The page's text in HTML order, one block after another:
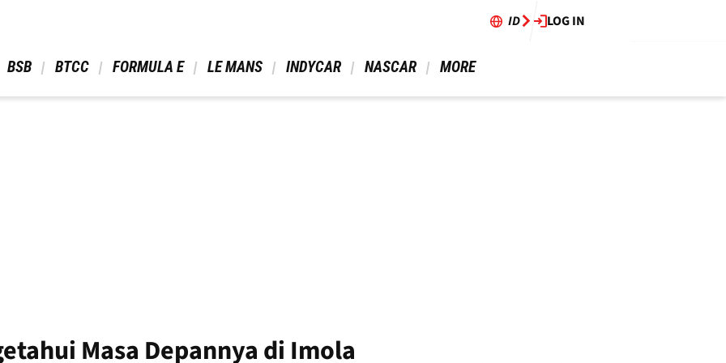
ID LOG IN
BSB BTCC FORMULA E LE MANS INDYCAR NASCAR MORE
Masa Depannya di Imola